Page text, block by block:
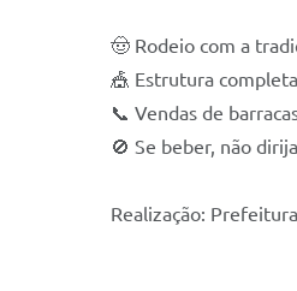
🤠 Rodeio com a
🎪 Estrutura
📞 Vendas de
🚫 Se beber, não
Realização: